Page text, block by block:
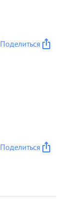
Поделиться
Поделиться